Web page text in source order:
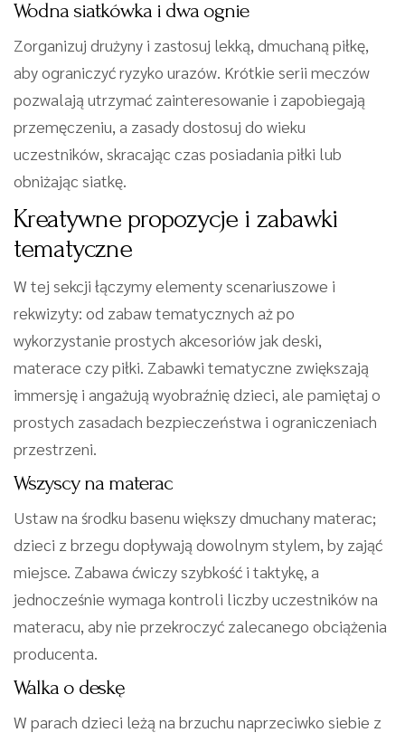
Wodna siatkówka i dwa ognie
Zorganizuj drużyny i zastosuj lekką, dmuchaną piłkę,
aby ograniczyć ryzyko urazów. Krótkie serii meczów
pozwalają utrzymać zainteresowanie i zapobiegają
przemęczeniu, a zasady dostosuj do wieku
uczestników, skracając czas posiadania piłki lub
obniżając siatkę.
Kreatywne propozycje i zabawki
tematyczne
W tej sekcji łączymy elementy scenariuszowe i
rekwizyty: od zabaw tematycznych aż po
wykorzystanie prostych akcesoriów jak deski,
materace czy piłki. Zabawki tematyczne zwiększają
immersję i angażują wyobraźnię dzieci, ale pamiętaj o
prostych zasadach bezpieczeństwa i ograniczeniach
przestrzeni.
Wszyscy na materac
Ustaw na środku basenu większy dmuchany materac;
dzieci z brzegu dopływają dowolnym stylem, by zająć
miejsce. Zabawa ćwiczy szybkość i taktykę, a
jednocześnie wymaga kontroli liczby uczestników na
materacu, aby nie przekroczyć zalecanego obciążenia
producenta.
Walka o deskę
W parach dzieci leżą na brzuchu naprzeciwko siebie z